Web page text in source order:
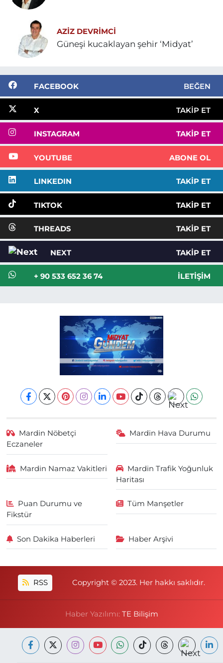
AZIZ DEVRIMCI
Güneşi kucaklayan şehir ‘Midyat’
FACEBOOK BEĞEN
X TAKIP ET
INSTAGRAM TAKIP ET
YOUTUBE ABONE OL
LINKEDIN TAKIP ET
TIKTOK TAKIP ET
THREADS TAKIP ET
NEXT TAKIP ET
+ 90 533 652 36 74 İLETIŞIM
Mardin Nöbetçi
Eczaneler
Mardin Hava Durumu
Mardin Namaz Vakitleri
Mardin Trafik Yoğunluk
Haritası
Puan Durumu ve
Fikstür
Tüm Manşetler
Son Dakika Haberleri Haber Arşivi
RSS Copyright © 2023. Her hakkı saklıdır.
Haber Yazılımı: TE Bilişim